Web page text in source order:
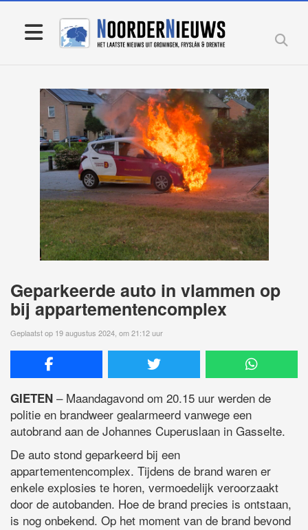
Geparkeerde auto in vlammen op
bij appartementencomplex
Geplaatst op 19 augustus 2024, om 21:12 uur
GIETEN – Maandagavond om 20.15 uur werden de
politie en brandweer gealarmeerd vanwege een
autobrand aan de Johannes Cuperuslaan in Gasselte.
De auto stond geparkeerd bij een
appartementencomplex. Tijdens de brand waren er
enkele explosies te horen, vermoedelijk veroorzaakt
door de autobanden. Hoe de brand precies is ontstaan,
is nog onbekend. Op het moment van de brand bevond